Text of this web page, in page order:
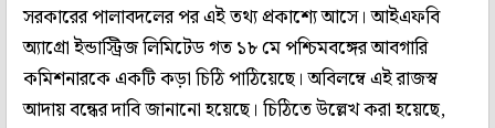
সরকারের পালাবদলের পর এই তথ্য প্রকাশ্যে আসে। আইএফবি
অ্যাগ্রো ইন্ডাস্ট্রিজ লিমিটেড গত ১৮ মে পশ্চিমবঙ্গের আবগারি
কমিশনারকে একটি কড়া চিঠি পাঠিয়েছে। অবিলম্বে এই রাজস্ব
আদায় বন্ধের দাবি জানানো হয়েছে। চিঠিতে উল্লেখ করা হয়েছে,